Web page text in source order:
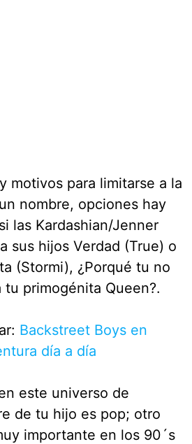
motivos para limitarse a la
nombre, opciones hay
las Kardashian/Jenner
sus hijos Verdad (True) o
(Stormi), ¿Porqué tu no
primogénita Queen?.
Backstreet Boys en
día a día
este universo de
de tu hijo es pop; otro
importante en los 90´s